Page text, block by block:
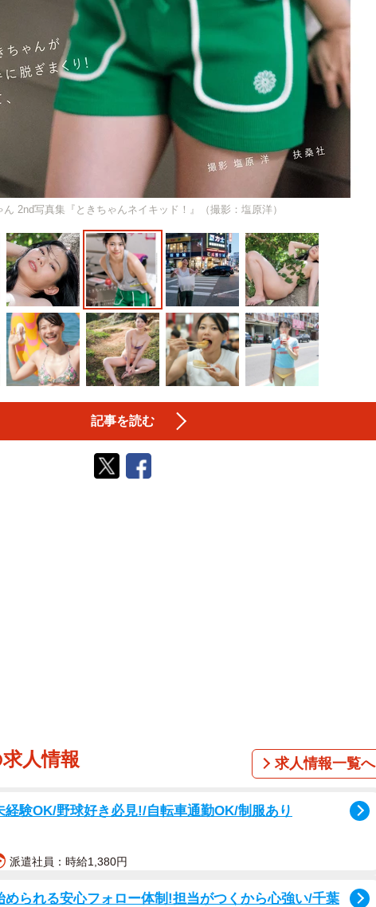
ん 2nd写真集『ときちゃんネイキッド！』（撮影：塩原洋）
記事を読む
人情報 求人情報一覧へ
経験OK/野球好き必見!/自転車通勤OK/制服あり
派遣社員：時給1,380円
められる安心フォロー体制!担当がつくから心強い/千葉